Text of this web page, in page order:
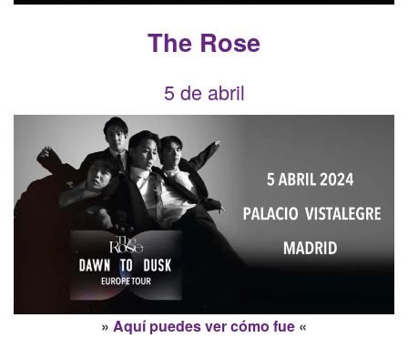
The Rose
5 de abril
» Aquí puedes ver cómo fue «